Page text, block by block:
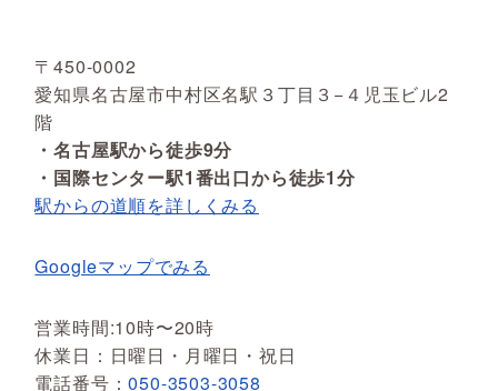
〒450-0002
愛知県名古屋市中村区名駅３丁目３−４児玉ビル2
階
・名古屋駅から徒歩9分
・国際センター駅1番出口から徒歩1分
駅からの道順を詳しくみる
Googleマップでみる
営業時間:10時〜20時
休業日：日曜日・月曜日・祝日
電話番号：050-3503-3058